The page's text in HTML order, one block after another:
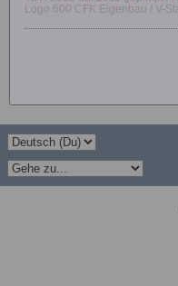
Logo 600 CFK Eigenbau / V-